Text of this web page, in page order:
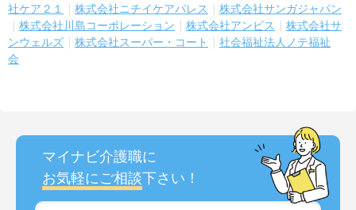
社ケア２１
株式会社ニチイケアパレス
株式会社サンガジャパン
株式会社川島コーポレーション
株式会社アンビス
株式会社サ
ンウェルズ
株式会社スーパー・コート
社会福祉法人ノテ福祉
会
マイナビ介護職に
お気軽にご相談下さい！